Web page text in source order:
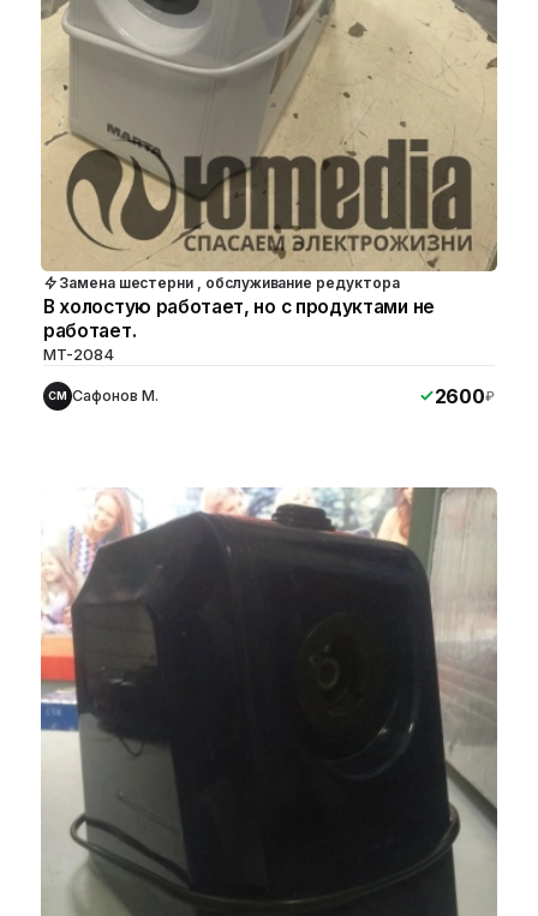
Замена шестерни , обслуживание редуктора
В холостую работает, но с продуктами не
работает.
MT-2084
СМ Сафонов М. 2600₽